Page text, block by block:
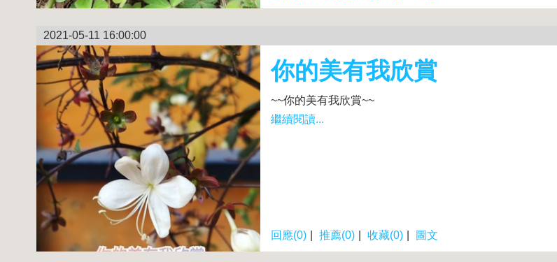
2021-05-11 16:00:00
你的美有我欣賞
~~你的美有我欣賞~~
繼續閱讀...
回應(0) 推薦(0) 收藏(0) 圖文